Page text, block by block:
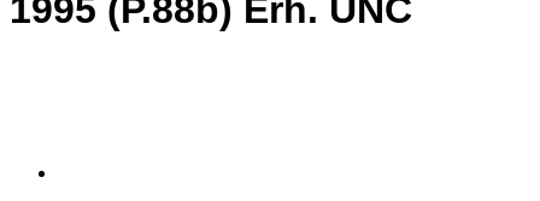
1995 (P.88b) Erh. UNC